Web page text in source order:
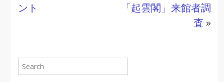
ント
「起雲閣」来館者調
査 »